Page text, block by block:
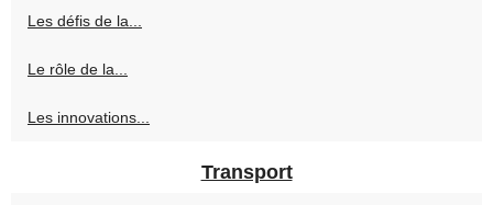
Les défis de la...
Le rôle de la...
Les innovations...
Transport